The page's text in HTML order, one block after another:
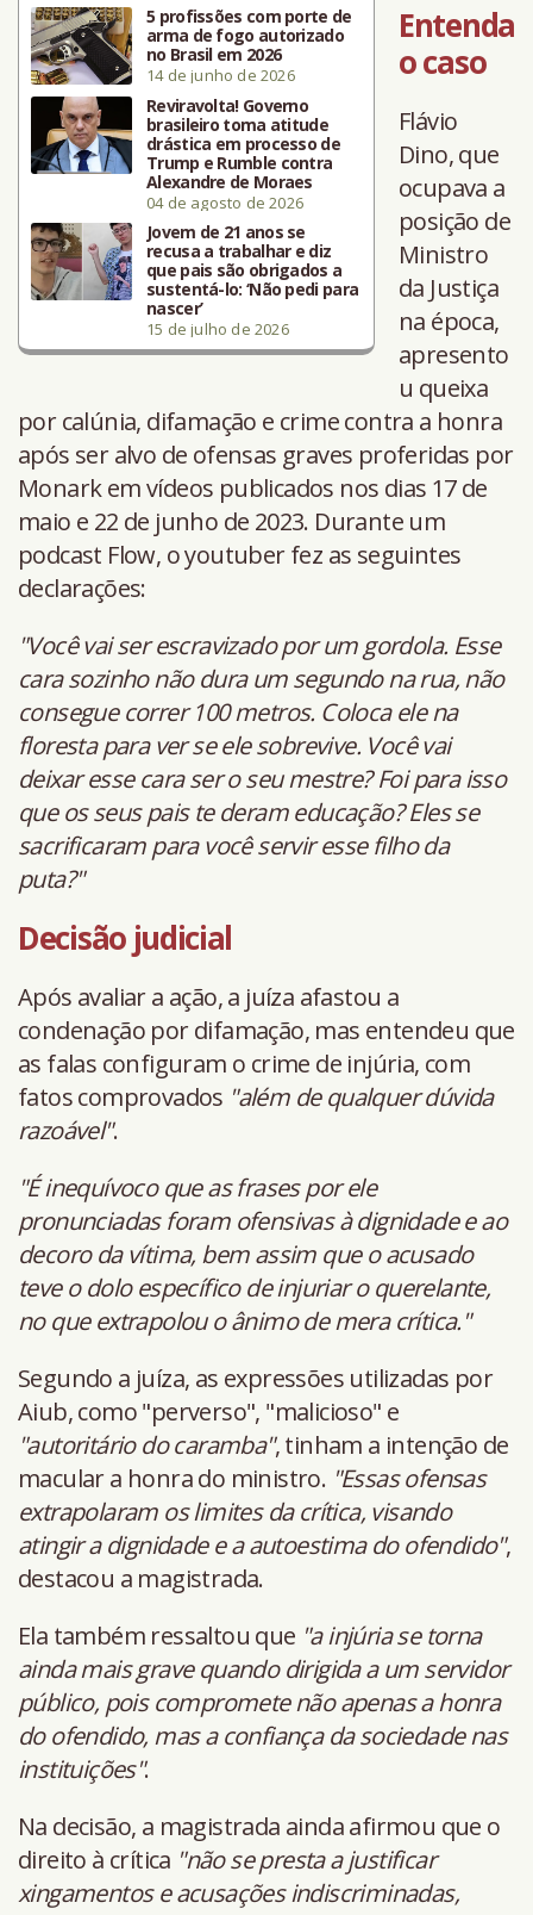
5 profissões com porte de
arma de fogo autorizado
no Brasil em 2026
14 de junho de 2026
Reviravolta! Governo
brasileiro toma atitude
drástica em processo de
Trump e Rumble contra
Alexandre de Moraes
04 de agosto de 2026
Jovem de 21 anos se
recusa a trabalhar e diz
que pais são obrigados a
sustentá-lo: ‘Não pedi para
nascer’
15 de julho de 2026
Entenda
o caso
Flávio
Dino, que
ocupava a
posição de
Ministro
da Justiça
na época,
apresento
u queixa
por calúnia, difamação e crime contra a honra
após ser alvo de ofensas graves proferidas por
Monark em vídeos publicados nos dias 17 de
maio e 22 de junho de 2023. Durante um
podcast Flow, o youtuber fez as seguintes
declarações:
"Você vai ser escravizado por um gordola. Esse
cara sozinho não dura um segundo na rua, não
consegue correr 100 metros. Coloca ele na
floresta para ver se ele sobrevive. Você vai
deixar esse cara ser o seu mestre? Foi para isso
que os seus pais te deram educação? Eles se
sacrificaram para você servir esse filho da
puta?"
Decisão judicial
Após avaliar a ação, a juíza afastou a
condenação por difamação, mas entendeu que
as falas configuram o crime de injúria, com
fatos comprovados "além de qualquer dúvida
razoável".
"É inequívoco que as frases por ele
pronunciadas foram ofensivas à dignidade e ao
decoro da vítima, bem assim que o acusado
teve o dolo específico de injuriar o querelante,
no que extrapolou o ânimo de mera crítica."
Segundo a juíza, as expressões utilizadas por
Aiub, como "perverso", "malicioso" e
"autoritário do caramba", tinham a intenção de
macular a honra do ministro. "Essas ofensas
extrapolaram os limites da crítica, visando
atingir a dignidade e a autoestima do ofendido",
destacou a magistrada.
Ela também ressaltou que "a injúria se torna
ainda mais grave quando dirigida a um servidor
público, pois compromete não apenas a honra
do ofendido, mas a confiança da sociedade nas
instituições".
Na decisão, a magistrada ainda afirmou que o
direito à crítica "não se presta a justificar
xingamentos e acusações indiscriminadas,